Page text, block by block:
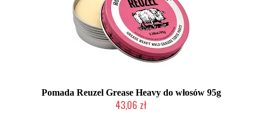
Pomada Reuzel Grease Heavy do włosów 95g
43,06 zł